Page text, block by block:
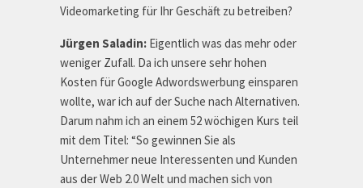
Videomarketing für Ihr Geschäft zu betreiben?
Jürgen Saladin: Eigentlich was das mehr oder
weniger Zufall. Da ich unsere sehr hohen
Kosten für Google Adwordswerbung einsparen
wollte, war ich auf der Suche nach Alternativen.
Darum nahm ich an einem 52 wöchigen Kurs teil
mit dem Titel: “So gewinnen Sie als
Unternehmer neue Interessenten und Kunden
aus der Web 2.0 Welt und machen sich von